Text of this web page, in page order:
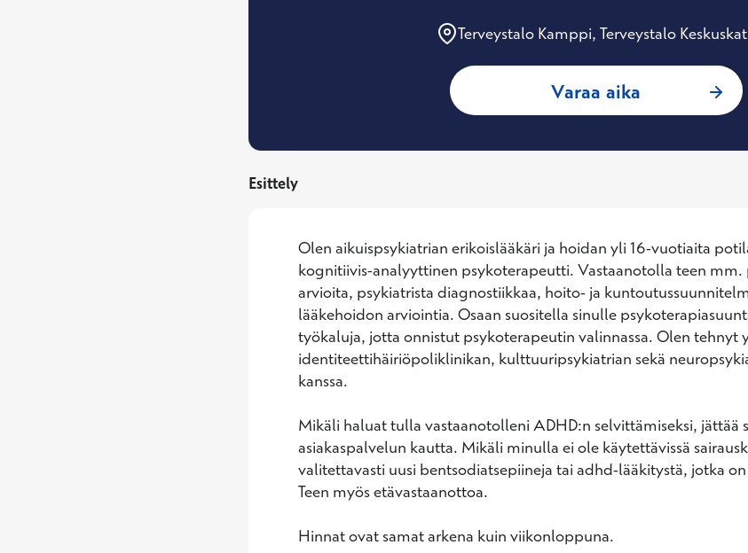
Terveystalo Kamppi, Terveystalo
Varaa aika : Carolina
Esittely
Olen aikuispsykiatrian erikoislääkäri ja hoidan yli 16-vuotiaita
kognitiivis-analyyttinen psykoterapeutti. Vastaanotolla teen mm.
arvioita, psykiatrista diagnostiikkaa, hoito- ja
lääkehoidon arviointia. Osaan suositella sinulle
työkaluja, jotta onnistut psykoterapeutin valinnassa. Olen tehnyt
identiteettihäiriöpoliklinikan, kulttuuripsykiatrian sekä
kanssa.
Mikäli haluat tulla vastaanotolleni ADHD:n selvittämiseksi, jättää
asiakaspalvelun kautta. Mikäli minulla ei ole käytettävissä
valitettavasti uusi bentsodiatsepiineja tai adhd-lääkitystä, jotka
Teen myös etävastaanottoa.
Hinnat ovat samat arkena kuin viikonloppuna.